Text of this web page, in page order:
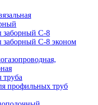
заборный С-8
заборный С-8 эконом
профильных труб